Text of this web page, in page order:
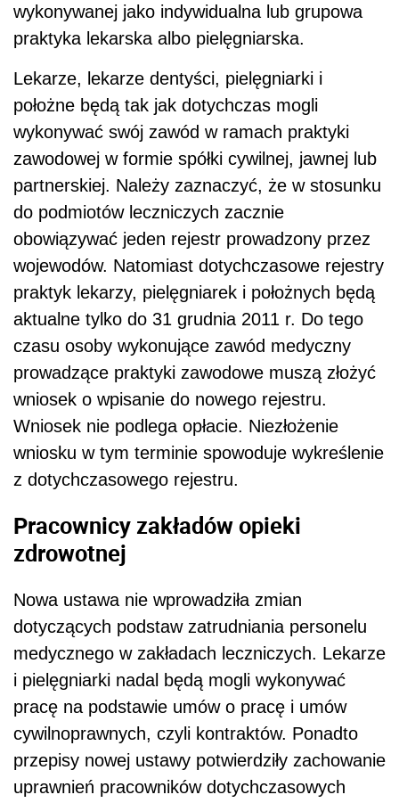
wykonywanej jako indywidualna lub grupowa
praktyka lekarska albo pielęgniarska.
Lekarze, lekarze dentyści, pielęgniarki i
położne będą tak jak dotychczas mogli
wykonywać swój zawód w ramach praktyki
zawodowej w formie spółki cywilnej, jawnej lub
partnerskiej. Należy zaznaczyć, że w stosunku
do podmiotów leczniczych zacznie
obowiązywać jeden rejestr prowadzony przez
wojewodów. Natomiast dotychczasowe rejestry
praktyk lekarzy, pielęgniarek i położnych będą
aktualne tylko do 31 grudnia 2011 r. Do tego
czasu osoby wykonujące zawód medyczny
prowadzące praktyki zawodowe muszą złożyć
wniosek o wpisanie do nowego rejestru.
Wniosek nie podlega opłacie. Niezłożenie
wniosku w tym terminie spowoduje wykreślenie
z dotychczasowego rejestru.
Pracownicy zakładów opieki
zdrowotnej
Nowa ustawa nie wprowadziła zmian
dotyczących podstaw zatrudniania personelu
medycznego w zakładach leczniczych. Lekarze
i pielęgniarki nadal będą mogli wykonywać
pracę na podstawie umów o pracę i umów
cywilnoprawnych, czyli kontraktów. Ponadto
przepisy nowej ustawy potwierdziły zachowanie
uprawnień pracowników dotychczasowych